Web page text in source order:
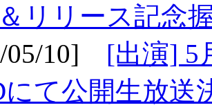
リリース記念
05/10] [出演] 5
て公開生放送